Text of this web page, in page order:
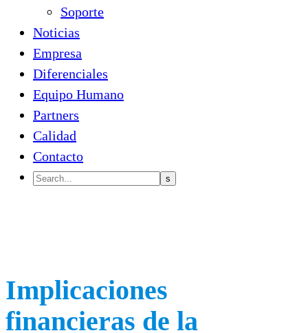
Soporte
Noticias
Empresa
Diferenciales
Equipo Humano
Partners
Calidad
Contacto
Implicaciones
financieras de la